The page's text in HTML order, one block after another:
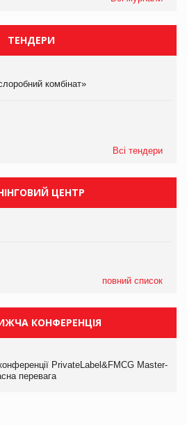
ТЕНДЕРИ
комбінат»
Всі тендери
ЦЕНТР
повний список
КОНФЕРЕНЦІЯ
PrivateLabel&FMCG Master-
перевага